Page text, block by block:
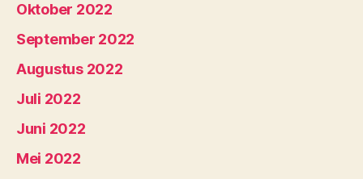
Oktober 2022
September 2022
Augustus 2022
Juli 2022
Juni 2022
Mei 2022